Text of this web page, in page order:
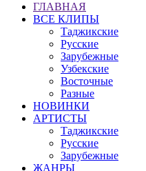
ГЛАВНАЯ
ВСЕ КЛИПЫ
Таджикские
Русские
Зарубежные
Узбекские
Восточные
Разные
НОВИНКИ
АРТИСТЫ
Таджикские
Русские
Зарубежные
ЖАНРЫ